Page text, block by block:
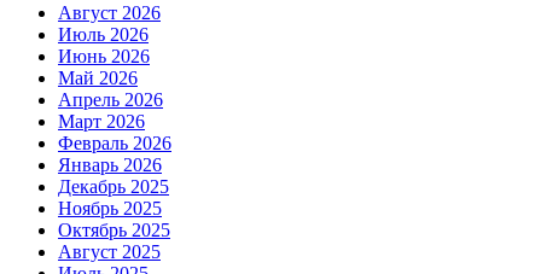
Август 2026
Июль 2026
Июнь 2026
Май 2026
Апрель 2026
Март 2026
Февраль 2026
Январь 2026
Декабрь 2025
Ноябрь 2025
Октябрь 2025
Август 2025